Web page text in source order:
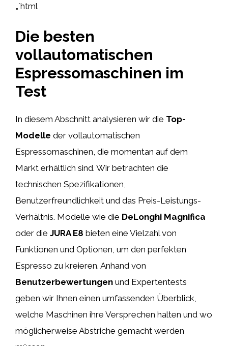
„`html
Die besten
vollautomatischen
Espressomaschinen im
Test
In diesem Abschnitt analysieren wir die Top-
Modelle der vollautomatischen
Espressomaschinen, die momentan auf dem
Markt erhältlich sind. Wir betrachten die
technischen Spezifikationen,
Benutzerfreundlichkeit und das Preis-Leistungs-
Verhältnis. Modelle wie die DeLonghi Magnifica
oder die JURA E8 bieten eine Vielzahl von
Funktionen und Optionen, um den perfekten
Espresso zu kreieren. Anhand von
Benutzerbewertungen und Expertentests
geben wir Ihnen einen umfassenden Überblick,
welche Maschinen ihre Versprechen halten und wo
möglicherweise Abstriche gemacht werden